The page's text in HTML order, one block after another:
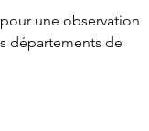
une observation
départements de